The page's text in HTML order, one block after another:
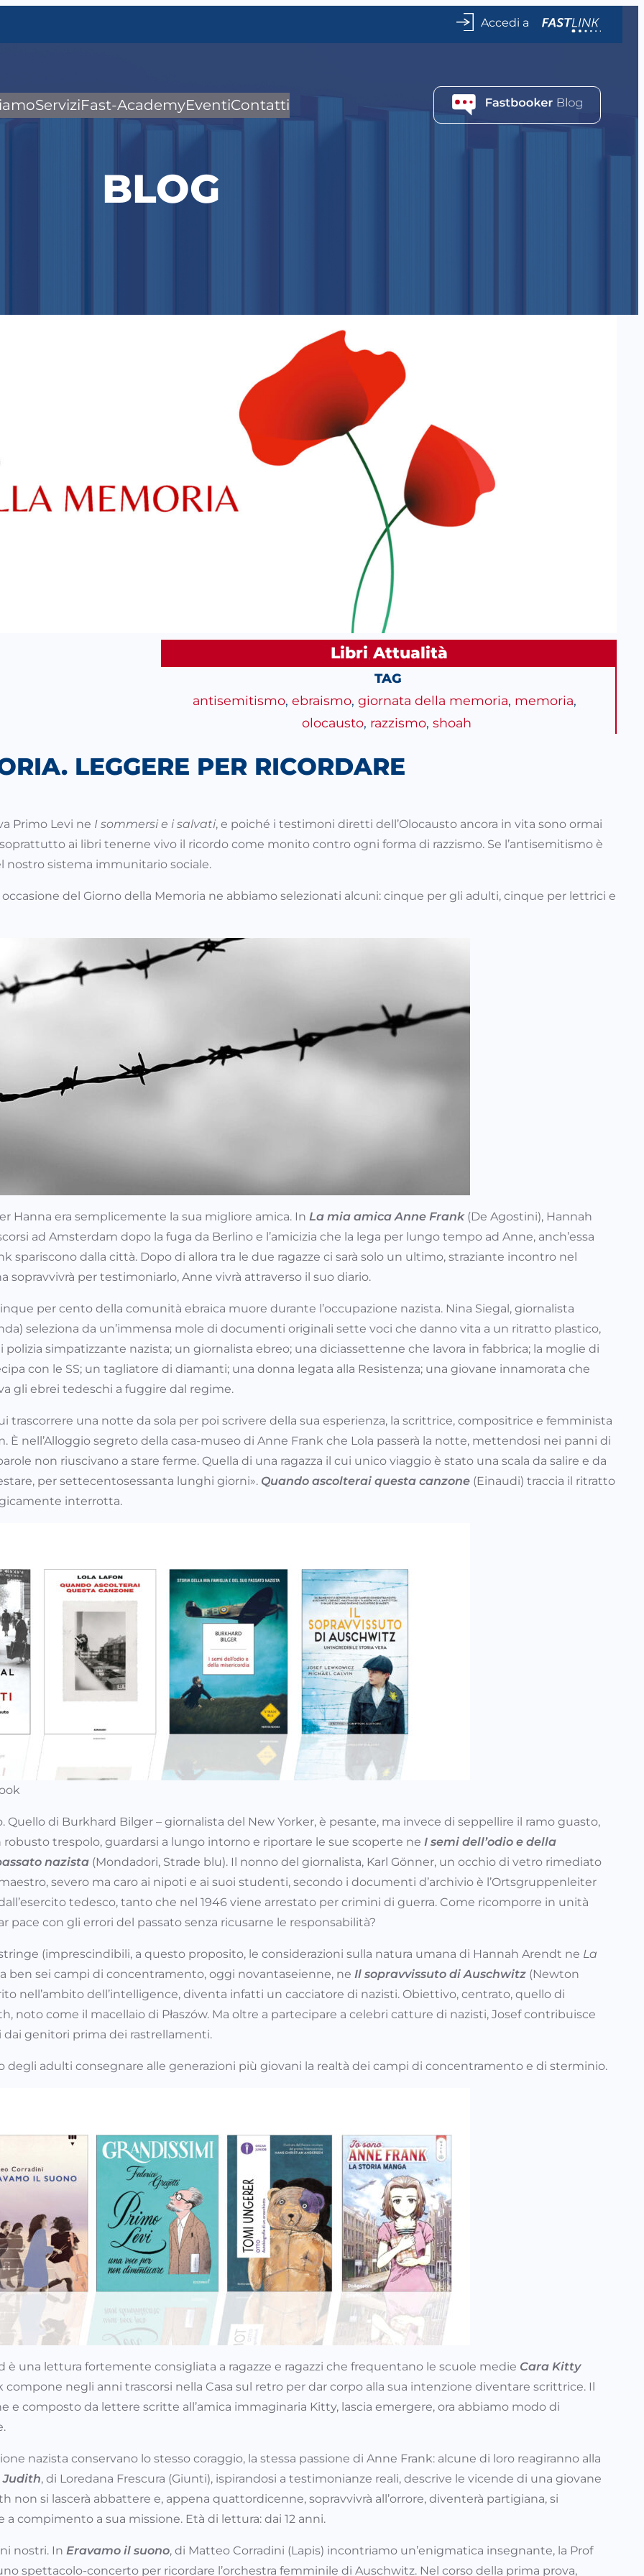
BLOG
Accedi a
ServiziFast-AcademyEventiContatti
Libri, Attualità
TAG
antisemitismo, ebraismo, giornata della memoria, memoria,
olocausto, razzismo, shoah
LEGGERE PER RICORDARE
Primo Levi ne I sommersi e i salvati, e poiché i testimoni diretti dell’Olocausto ancora in vita sono ormai
ai libri tenerne vivo il ricordo come monito contro ogni forma di razzismo. Se l’antisemitismo è
nostro sistema immunitario sociale.
del Giorno della Memoria ne abbiamo selezionati alcuni: cinque per gli adulti, cinque per lettrici e
Hanna era semplicemente la sua migliore amica. In La mia amica Anne Frank(De Agostini), Hannah
ad Amsterdam dopo la fuga da Berlino e l’amicizia che la lega per lungo tempo ad Anne, anch’essa
spariscono dalla città. Dopo di allora tra le due ragazze ci sarà solo un ultimo, straziante incontro nel
per testimoniarlo, Anne vivrà attraverso il suo diario.
per cento della comunità ebraica muore durante l’occupazione nazista. Nina Siegal, giornalista
seleziona da un’immensa mole di documenti originali sette voci che danno vita a un ritratto plastico,
simpatizzante nazista; un giornalista ebreo; una diciassettenne che lavora in fabbrica; la moglie di
con le SS; un tagliatore di diamanti; una donna legata alla Resistenza; una giovane innamorata che
gli ebrei tedeschi a fuggire dal regime.
una notte da sola per poi scrivere della sua esperienza, la scrittrice, compositrice e femminista
È nell’Alloggio segreto della casa-museo di Anne Frank che Lola passerà la notte, mettendosi nei panni di
non riuscivano a stare ferme. Quella di una ragazza il cui unico viaggio è stato una scala da salire e da
per settecentosessanta lunghi giorni». Quando ascolterai questa canzone (Einaudi) traccia il ritratto
interrotta.
di Burkhard Bilger – giornalista del New Yorker, è pesante, ma invece di seppellire il ramo guasto,
trespolo, guardarsi a lungo intorno e riportare le sue scoperte ne I semi dell’odio e della
nazista (Mondadori, Strade blu). Il nonno del giornalista, Karl Gönner, un occhio di vetro rimediato
severo ma caro ai nipoti e ai suoi studenti, secondo i documenti d’archivio è l’Ortsgruppenleiter
tedesco, tanto che nel 1946 viene arrestato per crimini di guerra. Come ricomporre in unità
pace con gli errori del passato senza ricusarne le responsabilità?
(imprescindibili, a questo proposito, le considerazioni sulla natura umana di Hannah Arendt ne La
ben sei campi di concentramento, oggi novantaseienne, ne Il sopravvissuto di Auschwitz (Newton
nell’ambito dell’intelligence, diventa infatti un cacciatore di nazisti. Obiettivo, centrato, quello di
noto come il macellaio di Płaszów. Ma oltre a partecipare a celebri catture di nazisti, Josef contribuisce
dai genitori prima dei rastrellamenti.
degli adulti consegnare alle generazioni più giovani la realtà dei campi di concentramento e di sterminio.
è una lettura fortemente consigliata a ragazze e ragazzi che frequentano le scuole medie Cara Kitty
negli anni trascorsi nella Casa sul retro per dar corpo alla sua intenzione diventare scrittrice. Il
e composto da lettere scritte all’amica immaginaria Kitty, lascia emergere, ora abbiamo modo di
nazista conservano lo stesso coraggio, la stessa passione di Anne Frank: alcune di loro reagiranno alla
Judith, di Loredana Frescura (Giunti), ispirandosi a testimonianze reali, descrive le vicende di una giovane
non si lascerà abbattere e, appena quattordicenne, sopravvivrà all’orrore, diventerà partigiana, si
compimento a sua missione. Età di lettura: dai 12 anni.
nostri. In Eravamo il suono, di Matteo Corradini (Lapis) incontriamo un’enigmatica insegnante, la Prof
spettacolo-concerto per ricordare l’orchestra femminile di Auschwitz. Nel corso della prima prova,